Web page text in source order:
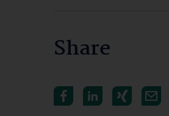
Share